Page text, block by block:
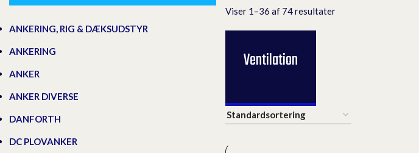
ANKERING, RIG & DÆKSUDSTYR
ANKERING
ANKER
ANKER DIVERSE
DANFORTH
DC PLOVANKER
Viser 1–36 af 74 resultater
Ventilation